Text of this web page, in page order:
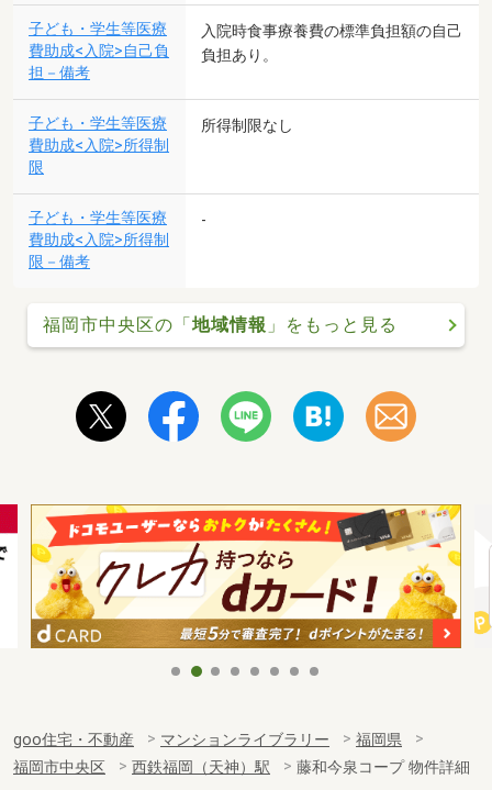
子ども・学生等医療
費助成<入院>自己負
担－備考
入院時食事療養費の標準負担額の自己
負担あり。
子ども・学生等医療
費助成<入院>所得制
限
所得制限なし
子ども・学生等医療
費助成<入院>所得制
限－備考
-
福岡市中央区の「地域情報 」をもっと見る
goo住宅・不動産 マンションライブラリー
福岡県
福岡市中央区
西鉄福岡（天神）駅 藤和今泉コープ 物件詳細